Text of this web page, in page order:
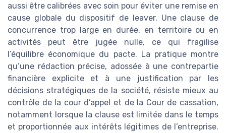
aussi être calibrées avec soin pour éviter une remise en
cause globale du dispositif de leaver. Une clause de
concurrence trop large en durée, en territoire ou en
activités peut être jugée nulle, ce qui fragilise
l’équilibre économique du pacte. La pratique montre
qu’une rédaction précise, adossée à une contrepartie
financière explicite et à une justification par les
décisions stratégiques de la société, résiste mieux au
contrôle de la cour d’appel et de la Cour de cassation,
notamment lorsque la clause est limitée dans le temps
et proportionnée aux intérêts légitimes de l’entreprise.